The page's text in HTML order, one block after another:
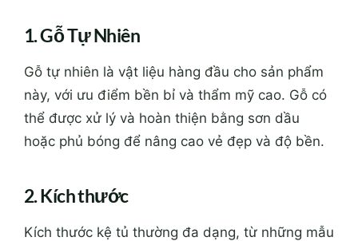
1. Gỗ Tự Nhiên
Gỗ tự nhiên là vật liệu hàng đầu cho sản phẩm
này, với ưu điểm bền bỉ và thẩm mỹ cao. Gỗ có
thể được xử lý và hoàn thiện bằng sơn dầu
hoặc phủ bóng để nâng cao vẻ đẹp và độ bền.
2. Kích thước
Kích thước kệ tủ thường đa dạng, từ những mẫu